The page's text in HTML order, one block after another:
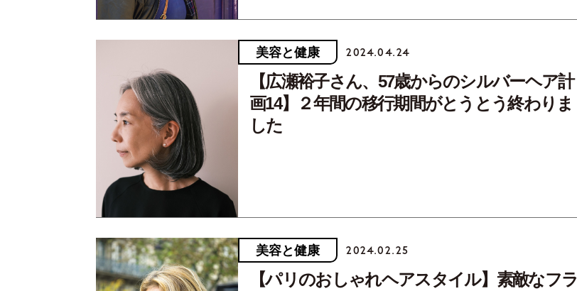
美容と健康 2024.04.24
【広瀬裕子さん、57歳からのシルバーヘア計
画14】２年間の移行期間がとうとう終わりま
した
美容と健康 2024.02.25
【パリのおしゃれヘアスタイル】素敵なフラ